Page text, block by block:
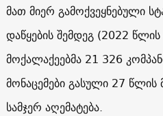
მათ მიერ გამოქვეყნებული
დაწყების შემდეგ (2022
მოქალაქეებმა 21 326
მონაცემები გასული 27 წლის
სამჯერ აღემატება.